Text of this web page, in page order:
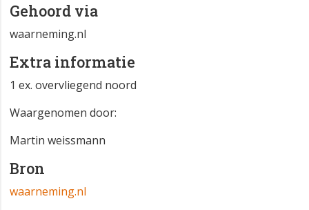
Gehoord via
waarneming.nl
Extra informatie
1 ex. overvliegend noord
Waargenomen door:
Martin weissmann
Bron
waarneming.nl